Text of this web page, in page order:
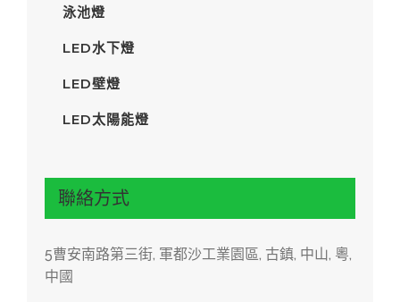
泳池燈
LED水下燈
LED壁燈
LED太陽能燈
聯絡方式
5曹安南路第三街, 軍都沙工業園區, 古鎮, 中山, 粵,
中國